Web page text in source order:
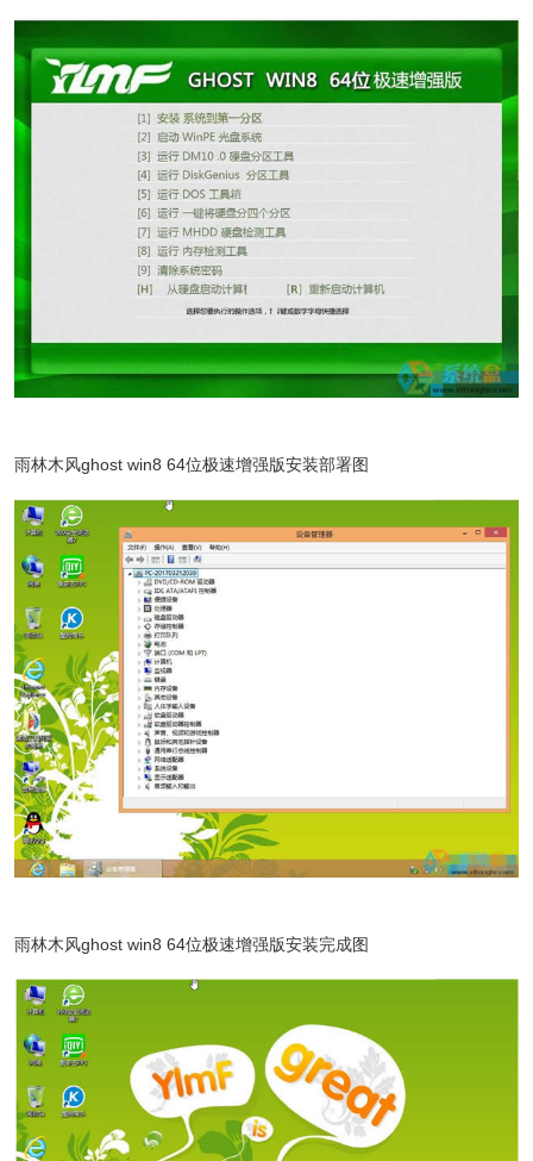
雨林木风ghost win8 64位极速增强版安装部署图
雨林木风ghost win8 64位极速增强版安装完成图